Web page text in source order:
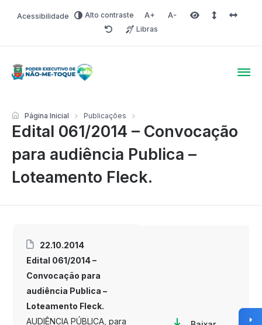
Acessibilidade Alto contraste Aumentar fonte
Diminuir fonteÁrea selecionada
Espaço
RedefinirLibras
Edital 061/2014 – Convocação
para audiência Publica –
Loteamento Fleck.
Página Inicial Publicações
22.10.2014
Edital 061/2014 –
Convocação para
audiência Publica –
Loteamento Fleck.
AUDIÊNCIA PÚBLICA, para